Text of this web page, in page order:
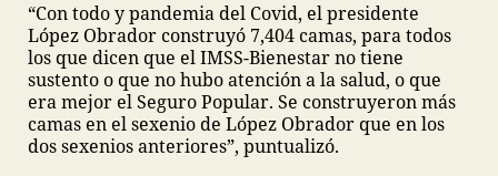
“Con todo y pandemia del Covid, el presidente
López Obrador construyó 7,404 camas, para todos
los que dicen que el IMSS-Bienestar no tiene
sustento o que no hubo atención a la salud, o que
era mejor el Seguro Popular. Se construyeron más
camas en el sexenio de López Obrador que en los
dos sexenios anteriores”, puntualizó.